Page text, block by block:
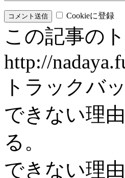
Cookieに登録
この記事の
http://
トラックバ
できない理
る。
できない理